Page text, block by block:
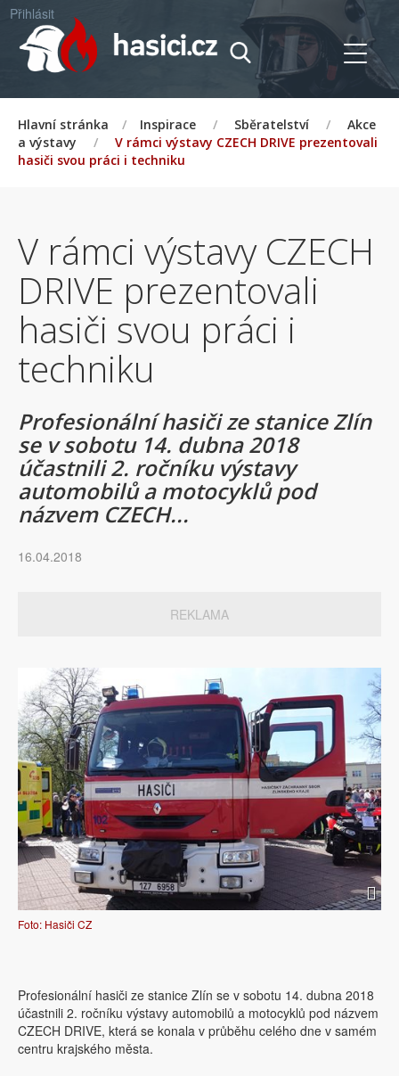
Přihlásit
Hlavní stránka / Inspirace / Sběratelství /
Akce
a výstavy
/
V rámci výstavy CZECH DRIVE prezentovali
hasiči svou práci i techniku
V rámci výstavy CZECH
DRIVE prezentovali
hasiči svou práci i
techniku
Profesionální hasiči ze stanice Zlín
se v sobotu 14. dubna 2018
účastnili 2. ročníku výstavy
automobilů a motocyklů pod
názvem CZECH...
16.04.2018
REKLAMA
Foto: Hasiči CZ
Profesionální hasiči ze stanice Zlín se v sobotu 14. dubna 2018
účastnili 2. ročníku výstavy automobilů a motocyklů pod názvem
CZECH DRIVE, která se konala v průběhu celého dne v samém
centru krajského města.